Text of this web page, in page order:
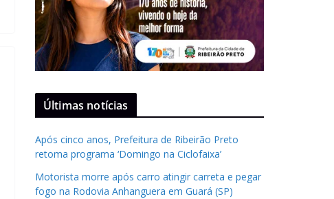
Últimas notícias
Após cinco anos, Prefeitura de Ribeirão Preto
retoma programa ‘Domingo na Ciclofaixa’
Motorista morre após carro atingir carreta e pegar
fogo na Rodovia Anhanguera em Guará (SP)